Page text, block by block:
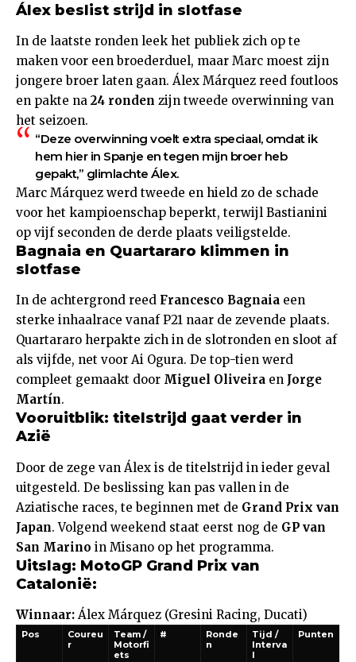
Álex beslist strijd in slotfase
In de laatste ronden leek het publiek zich op te
maken voor een broederduel, maar Marc moest zijn
jongere broer laten gaan. Álex Márquez reed foutloos
en pakte na 24 ronden zijn tweede overwinning van
het seizoen.
“Deze overwinning voelt extra speciaal, omdat ik
hem hier in Spanje en tegen mijn broer heb
gepakt,” glimlachte Álex.
Marc Márquez werd tweede en hield zo de schade
voor het kampioenschap beperkt, terwijl Bastianini
op vijf seconden de derde plaats veiligstelde.
Bagnaia en Quartararo klimmen in
slotfase
In de achtergrond reed Francesco Bagnaia een
sterke inhaalrace vanaf P21 naar de zevende plaats.
Quartararo herpakte zich in de slotronden en sloot af
als vijfde, net voor Ai Ogura. De top-tien werd
compleet gemaakt door Miguel Oliveira en Jorge
Martín.
Vooruitblik: titelstrijd gaat verder in
Azië
Door de zege van Álex is de titelstrijd in ieder geval
uitgesteld. De beslissing kan pas vallen in de
Aziatische races, te beginnen met de Grand Prix van
Japan. Volgend weekend staat eerst nog de GP van
San Marino in Misano op het programma.
Uitslag: MotoGP Grand Prix van
Catalonië:
Winnaar: Álex Márquez (Gresini Racing, Ducati)
Pos
Coureu
r
Team /
Motorfi
ets
#
Ronde
n
Tijd /
Interva
l
Punten